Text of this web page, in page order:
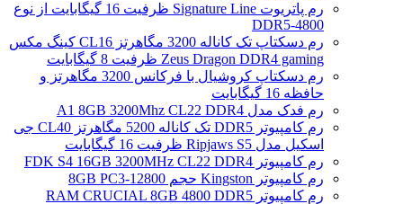
رم پاتریوت Signature Line ظرفیت 16 گیگابایت از نوع
DDR5-4800
رم دسکتاپ تک کاناله 3200 مگاهرتز CL16 کینگ مکس
Zeus Dragon DDR4 gaming ظرفیت 8 گیگابایت
رم دسکتاپ کروشیال با فرکانس 3200 مگاهرتز و
حافظه 16 گیگابایت
رم فدک مدل A1 8GB 3200Mhz CL22 DDR4
رم کامپیوتر DDR5 تک کاناله 5200 مگاهرتز CL40 جی
اسکیل مدل Ripjaws S5 ظرفیت 16 گیگابایت
رم کامپیوتر FDK S4 16GB 3200MHz CL22 DDR4
رم کامپیوتر Kingston حجم 8GB PC3-12800
رم کامپیوتر RAM CRUCIAL 8GB 4800 DDR5